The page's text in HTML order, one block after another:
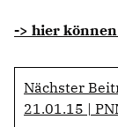
-> hier
Nächster
21.01.15 |